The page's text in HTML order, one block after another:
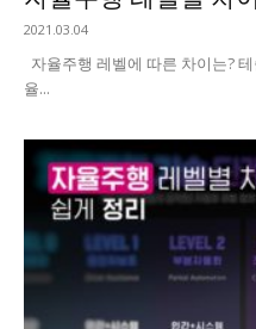
2021.03.04
자율주행 레벨에 따른 차이는?
율...